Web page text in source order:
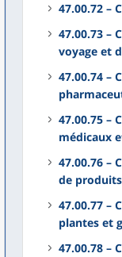
47.00.72 –
47.00.73 –
voyage et
47.00.74 –
47.00.75 –
médicaux
47.00.76 –
de
47.00.77 –
plantes et
47.00.78 –